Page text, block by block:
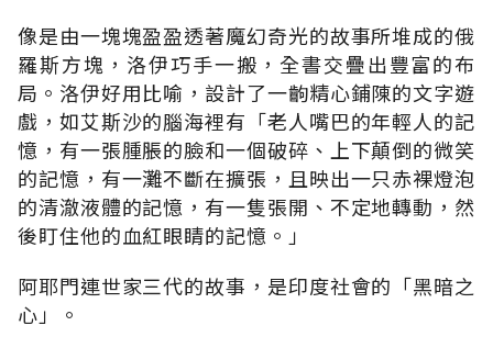
像是由一塊塊盈盈透著魔幻奇光的故事所堆成的俄
羅斯方塊，洛伊巧手一搬，全書交疊出豐富的布
局。洛伊好用比喻，設計了一齣精心鋪陳的文字遊
戲，如艾斯沙的腦海裡有「老人嘴巴的年輕人的記
憶，有一張腫脹的臉和一個破碎、上下顛倒的微笑
的記憶，有一灘不斷在擴張，且映出一只赤裸燈泡
的清澈液體的記憶，有一隻張開、不定地轉動，然
後盯住他的血紅眼睛的記憶。」
阿耶門連世家三代的故事，是印度社會的「黑暗之
心」。